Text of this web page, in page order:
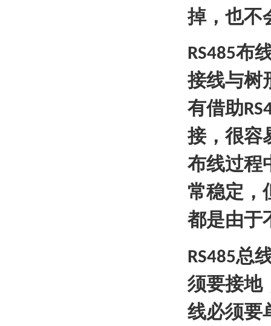
掉，也不
RS485布
接线与树
有借助
接，很容
布线过程
常稳定，
都是由于
RS485总
须要接地
线必须要